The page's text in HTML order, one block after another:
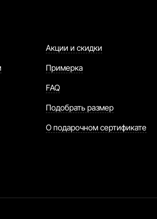
Акции и скидки
Примерка
FAQ
Подобрать размер
О подарочном сертификате